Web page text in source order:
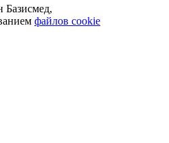
Базисмед,
файлов cookie